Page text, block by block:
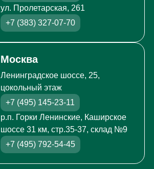
ул. Пролетарская, 261
+7 (383) 327-07-70
Москва
Ленинградское шоссе, 25,
цокольный этаж
+7 (495) 145-23-11
р.п. Горки Ленинские, Каширское
шоссе 31 км, стр.35-37, склад №9
+7 (495) 792-54-45